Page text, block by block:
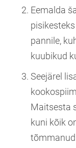
Eemalda
pannile,
kuubikud
Seejärel
Maitsesta
kuni kõik